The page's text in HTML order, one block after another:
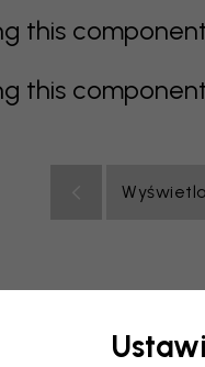
this
this
kolorowy